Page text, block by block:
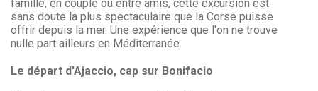
famille, en couple ou entre amis, cette excursion est
sans doute la plus spectaculaire que la Corse puisse
offrir depuis la mer. Une expérience que l'on ne trouve
nulle part ailleurs en Méditerranée.
Le départ d'Ajaccio, cap sur Bonifacio